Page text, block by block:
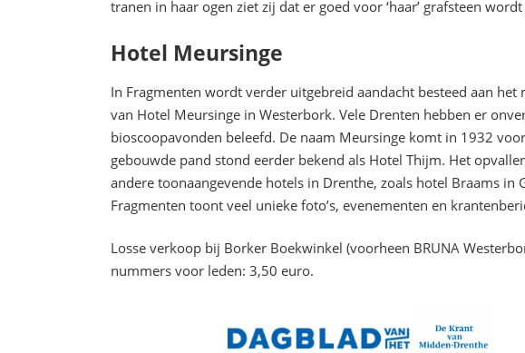
tranen in haar ogen ziet zij dat er goed voor ‘haar’ grafsteen
Hotel Meursinge
In Fragmenten wordt verder uitgebreid aandacht besteed aan
van Hotel Meursinge in Westerbork. Vele Drenten hebben er
bioscoopavonden beleefd. De naam Meursinge komt in 1932
gebouwde pand stond eerder bekend als Hotel Thijm. Het
andere toonaangevende hotels in Drenthe, zoals hotel Braams in
Fragmenten toont veel unieke foto’s, evenementen en
Losse verkoop bij Borker Boekwinkel (voorheen BRUNA
nummers voor leden: 3,50 euro.